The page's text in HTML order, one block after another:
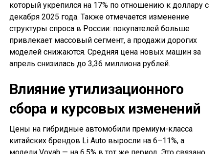
который укрепился на 17% по отношению к доллару с
декабря 2025 года. Также отмечается изменение
структуры спроса в России: покупателей больше
привлекает массовый сегмент, а продажи дорогих
моделей снижаются. Средняя цена новых машин за
апрель снизилась до 3,36 миллиона рублей.
Влияние утилизационного
сбора и курсовых изменений
Цены на гибридные автомобили премиум-класса
китайских брендов Li Auto выросли на 6–11%, а